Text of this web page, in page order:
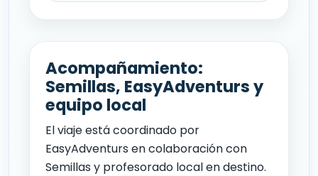
Acompañamiento:
Semillas, EasyAdventurs y
equipo local
El viaje está coordinado por
EasyAdventurs en colaboración con
Semillas y profesorado local en destino.